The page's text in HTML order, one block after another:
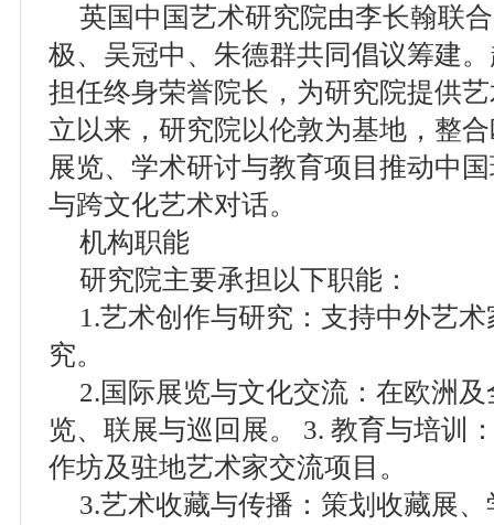
英国中国艺术研究院由李长翰联
极、吴冠中、朱德群共同倡议筹建
担任终身荣誉院长，为研究院提供
立以来，研究院以伦敦为基地，整
展览、学术研讨与教育项目推动中
与跨文化艺术对话。
机构职能
研究院主要承担以下职能：
1.艺术创作与研究：支持中外艺
究。
2.国际展览与文化交流：在欧洲
览、联展与巡回展。 3. 教育与培训
作坊及驻地艺术家交流项目。
3.艺术收藏与传播：策划收藏展